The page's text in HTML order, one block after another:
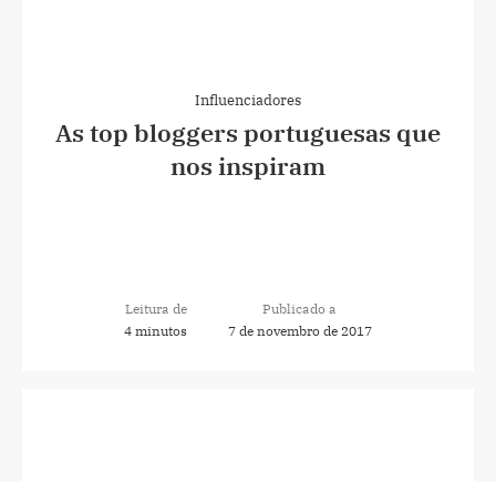
Influenciadores
As top bloggers portuguesas que
nos inspiram
Leitura de
4 minutos
Publicado a
7 de novembro de 2017